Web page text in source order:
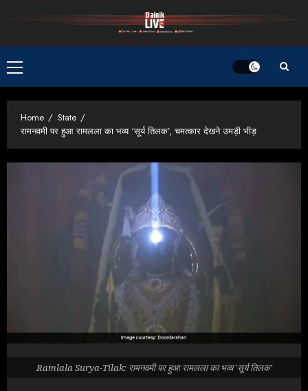
Primary
Menu
Home
State
रामनवमी पर हुआ रामलला का भव्य ‘सूर्य तिलक’, चमत्कार देखने उमड़ी भीड़
Ramlala Surya-Tilak: रामनवमी पर हुआ रामलला का भव्य 'सूर्य तिलक'